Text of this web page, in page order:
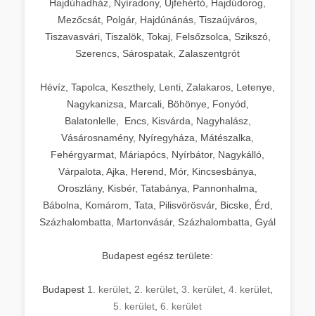
Hajdúhadház, Nyíradony, Újfehértó, Hajdúdorog,
Mezőcsát, Polgár, Hajdúnánás, Tiszaújváros,
Tiszavasvári, Tiszalök, Tokaj, Felsőzsolca, Szikszó,
Szerencs, Sárospatak, Zalaszentgrót
Hévíz, Tapolca, Keszthely, Lenti, Zalakaros, Letenye,
Nagykanizsa, Marcali, Böhönye, Fonyód,
Balatonlelle, Encs, Kisvárda, Nagyhalász,
Vásárosnamény, Nyíregyháza, Mátészalka,
Fehérgyarmat, Máriapócs, Nyírbátor, Nagykálló,
Várpalota, Ajka, Herend, Mór, Kincsesbánya,
Oroszlány, Kisbér, Tatabánya, Pannonhalma,
Bábolna, Komárom, Tata, Pilisvörösvár, Bicske, Érd,
Százhalombatta, Martonvásár, Százhalombatta, Gyál
Budapest egész területe:
Budapest 1. kerület 2. kerület 3. kerület 4. kerület
5. kerület 6. kerület